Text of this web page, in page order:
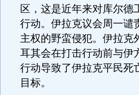
区，这是近年来对库尔德
行动。伊拉克议会周一谴
主权的野蛮侵犯。伊拉克
耳其会在打击行动前与伊
行动导致了伊拉克平民死
目标。